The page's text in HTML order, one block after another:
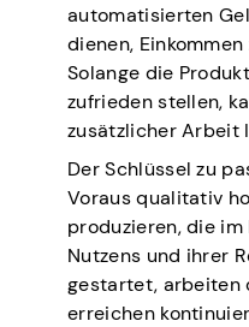
automatisierten
dienen,
Solange die
zufrieden stellen,
zusätzlicher Arbeit
Der Schlüssel zu
Voraus qualitativ
produzieren, die
Nutzens und ihrer
gestartet, arbeiten
erreichen